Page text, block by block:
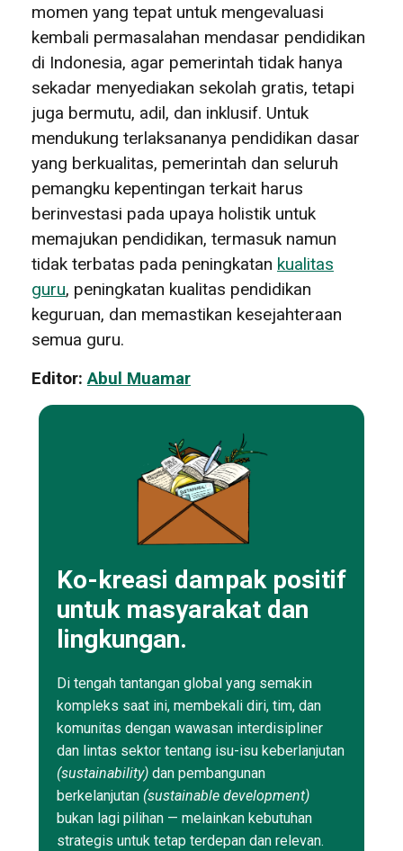
momen yang tepat untuk mengevaluasi
kembali permasalahan mendasar pendidikan
di Indonesia, agar pemerintah tidak hanya
sekadar menyediakan sekolah gratis, tetapi
juga bermutu, adil, dan inklusif. Untuk
mendukung terlaksananya pendidikan dasar
yang berkualitas, pemerintah dan seluruh
pemangku kepentingan terkait harus
berinvestasi pada upaya holistik untuk
memajukan pendidikan, termasuk namun
tidak terbatas pada peningkatan kualitas
guru, peningkatan kualitas pendidikan
keguruan, dan memastikan kesejahteraan
semua guru.
Editor:Abul Muamar
Ko-kreasi dampak positif
untuk masyarakat dan
lingkungan.
Di tengah tantangan global yang semakin
kompleks saat ini, membekali diri, tim, dan
komunitas dengan wawasan interdisipliner
dan lintas sektor tentang isu-isu keberlanjutan
(sustainability) dan pembangunan
berkelanjutan (sustainable development)
bukan lagi pilihan — melainkan kebutuhan
strategis untuk tetap terdepan dan relevan.